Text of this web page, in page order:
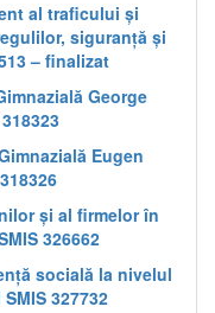
al traficului și
siguranță și
– finalizat
George
Eugen
și al firmelor în
326662
socială la nivelul
327732